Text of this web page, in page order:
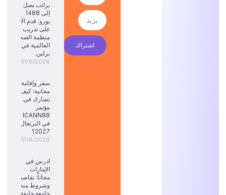
اشتراك
براتب يصل
إلى 1488
يورو: قدم الآن
على تدريب
منظمة الصحة
العالمية في
برلين.
07/08/2026
سفر وإقامة
مجانية: كيف
تشارك في
مؤتمر
ICANN88
في البرتغال
2027؟
07/08/2026
ادرس في
الإمارات
مجاناً: تفاصيل
وشروط منحة
جامعة خليفة